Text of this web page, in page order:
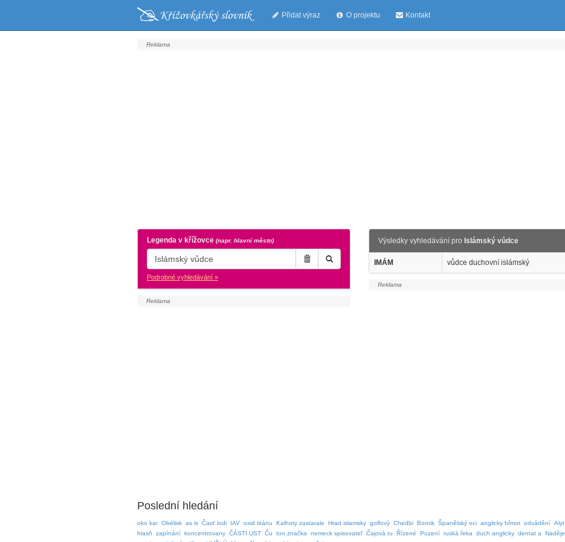
Přidat výraz O projektu Kontakt
Legenda v křížovce (napr. hlavní město)
Podrobné vyhledávání »
Výsledky vyhledávání pro Islámský vůdce
IMÁM vůdce duchovní islámský
Poslední hledání
oko kar Obélisk as is Časť lodi IAV oxid titánu Kalhoty zastarale Hrad islamsky golfový Chedbi Bornik Španělský oci anglicky hřmot odvádění Alyt
hlasň
zapínání koncentrovany ČÁSTI UST Ču ton značka nemeck spisovateľ Čajová ru Řízené Puzení ruská řeka duch anglicky dernat a Naděje